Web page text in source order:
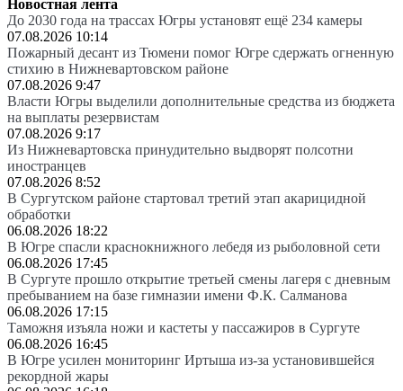
Новостная лента
До 2030 года на трассах Югры установят ещё 234 камеры
07.08.2026 10:14
Пожарный десант из Тюмени помог Югре сдержать огненную
стихию в Нижневартовском районе
07.08.2026 9:47
Власти Югры выделили дополнительные средства из бюджета
на выплаты резервистам
07.08.2026 9:17
Из Нижневартовска принудительно выдворят полсотни
иностранцев
07.08.2026 8:52
В Сургутском районе стартовал третий этап акарицидной
обработки
06.08.2026 18:22
В Югре спасли краснокнижного лебедя из рыболовной сети
06.08.2026 17:45
В Сургуте прошло открытие третьей смены лагеря с дневным
пребыванием на базе гимназии имени Ф.К. Салманова
06.08.2026 17:15
Таможня изъяла ножи и кастеты у пассажиров в Сургуте
06.08.2026 16:45
В Югре усилен мониторинг Иртыша из-за установившейся
рекордной жары